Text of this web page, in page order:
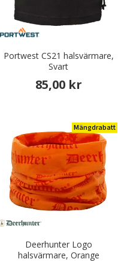
Portwest CS21 halsvärmare,
Svart
85,00 kr
Mängdrabatt
Deerhunter Logo
halsvärmare, Orange